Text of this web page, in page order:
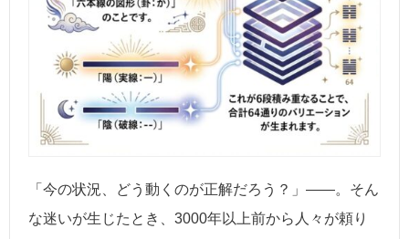
「今の状況、どう動くのが正解だろう？」――。そん
な迷いが生じたとき、3000年以上前から人々が頼り